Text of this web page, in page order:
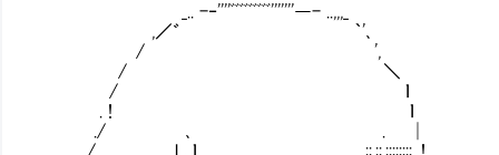
_.. -‐''''ﾞﾞﾞﾞﾞﾞﾞﾞﾞ'''''''―- ..,,,_
,／゛ ｀'､
/ ',
/ ＼
/ ｌ
. ! ｌ
./ ､ . │
/ l . ｌ ::.::.:::::::: .!